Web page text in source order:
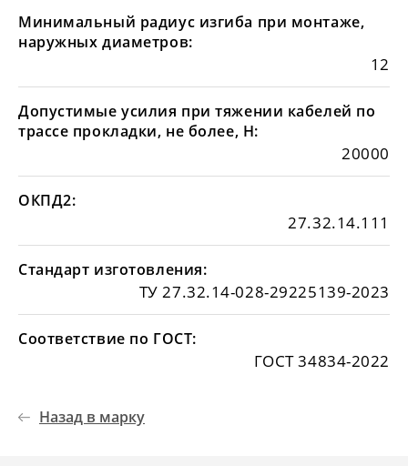
Минимальный радиус изгиба при монтаже,
наружных диаметров:
12
Допустимые усилия при тяжении кабелей по
трассе прокладки, не более, Н:
20000
ОКПД2:
27.32.14.111
Стандарт изготовления:
ТУ 27.32.14-028-29225139-2023
Соответствие по ГОСТ:
ГОСТ 34834-2022
Назад в марку